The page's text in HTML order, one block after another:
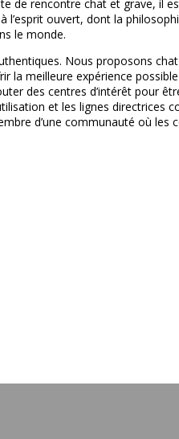
de rencontre chat et grave, il
ouvert, dont la
le monde.
Nous proposons
meilleure expérience
des centres d’intérêt pour
et les lignes directrices
d’une communauté où les